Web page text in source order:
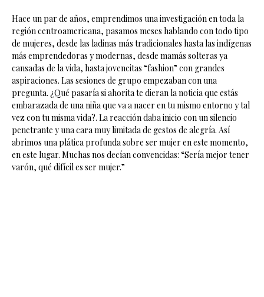
Hace un par de años, emprendimos una investigación en toda la
región centroamericana, pasamos meses hablando con todo tipo
de mujeres, desde las ladinas más tradicionales hasta las indígenas
más emprendedoras y modernas, desde mamás solteras ya
cansadas de la vida, hasta jovencitas “fashion” con grandes
aspiraciones. Las sesiones de grupo empezaban con una
pregunta. ¿Qué pasaría si ahorita te dieran la noticia que estás
embarazada de una niña que va a nacer en tu mismo entorno y tal
vez con tu misma vida?. La reacción daba inicio con un silencio
penetrante y una cara muy limitada de gestos de alegría. Así
abrimos una plática profunda sobre ser mujer en este momento,
en este lugar. Muchas nos decían convencidas: “Sería mejor tener
varón, qué difícil es ser mujer.”